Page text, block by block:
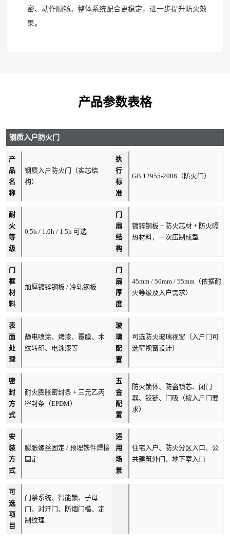
密、动作顺畅。整体系统配合更稳定，进一步提升防火效
果。
产品参数表格
钢质入户防火门
产
品
名
称
钢质入户防火门（实芯结
构）
执
行
标
准
GB 12955-2008（防火门）
耐
火
等
级
0.5h / 1.0h / 1.5h 可选
门
扇
结
构
镀锌钢板 + 防火芯材 + 防火隔
热材料，一次压制成型
门
框
材
料
加厚镀锌钢板 / 冷轧钢板
门
扇
厚
度
45mm / 50mm / 55mm（依据耐
火等级及入户需求）
表
面
处
理
静电喷涂、烤漆、覆膜、木
纹转印、电泳漆等
玻
璃
配
置
可选防火玻璃视窗（入户门可
选窄视窗设计）
密
封
方
式
耐火膨胀密封条 + 三元乙丙
密封条（EPDM）
五
金
配
置
防火锁体、防盗锁芯、闭门
器、铰链、门吸（按入户门要
求）
安
装
方
式
膨胀螺丝固定 / 预埋铁件焊接
固定
适
用
场
景
住宅入户、防火分区入口、公
共建筑外门、地下室入口
可
选
项
目
门禁系统、智能锁、子母
门、对开门、防烟门槛、定
制纹理